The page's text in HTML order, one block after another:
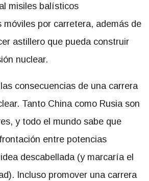
misiles balísticos
móviles por carretera, además de
astillero que pueda construir
nuclear.
consecuencias de una carrera
Tanto China como Rusia son
y todo el mundo sabe que
entre potencias
descabellada (y marcaría el
Incluso promover una carrera